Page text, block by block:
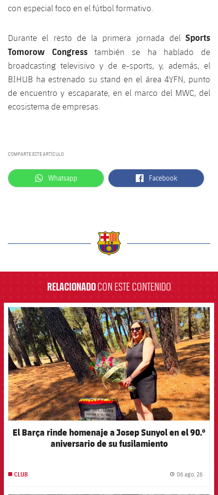
con especial foco en el fútbol formativo.
Durante el resto de la primera jornada del Sports
Tomorow Congresstambién se ha hablado de
broadcasting televisivo y de e-sports, y, además, el
BIHUB ha estrenado su stand en el área 4YFN, punto
de encuentro y escaparate, en el marco del MWC, del
ecosistema de empresas.
COMPARTE ESTE ARTÍCULO
label.aria.whatsapp
Whatsapp label.aria.facebook
Facebook
RELACIONADOCON ESTE CONTENIDO
FCB Barcelona badge
El Barça rinde homenaje a Josep Sunyol en el 90.º
aniversario de su fusilamiento
CLUB 06 ago. 26